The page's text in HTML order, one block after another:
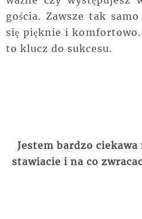
gościa. Zawsze tak
się pięknie i
to klucz do sukcesu.
Jestem bardzo
stawiacie i na co